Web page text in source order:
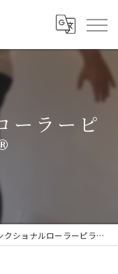
ーラーピ
ショナルローラーピラティス®︎